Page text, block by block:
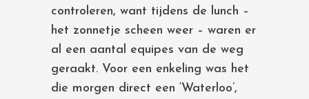
controleren, want tijdens de lunch –
het zonnetje scheen weer – waren er
al een aantal equipes van de weg
geraakt. Voor een enkeling was het
die morgen direct een ‘Waterloo’,